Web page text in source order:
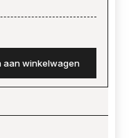
aan winkelwagen